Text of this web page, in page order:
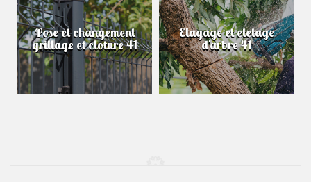
Pose et changement
grillage et cloture 41
Elagage et etetage
d'arbre 41